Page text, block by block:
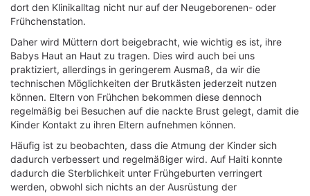
dort den Klinikalltag nicht nur auf der Neugeborenen- oder
Frühchenstation.
Daher wird Müttern dort beigebracht, wie wichtig es ist, ihre
Babys Haut an Haut zu tragen. Dies wird auch bei uns
praktiziert, allerdings in geringerem Ausmaß, da wir die
technischen Möglichkeiten der Brutkästen jederzeit nutzen
können. Eltern von Frühchen bekommen diese dennoch
regelmäßig bei Besuchen auf die nackte Brust gelegt, damit die
Kinder Kontakt zu ihren Eltern aufnehmen können.
Häufig ist zu beobachten, dass die Atmung der Kinder sich
dadurch verbessert und regelmäßiger wird. Auf Haiti konnte
dadurch die Sterblichkeit unter Frühgeburten verringert
werden, obwohl sich nichts an der Ausrüstung der